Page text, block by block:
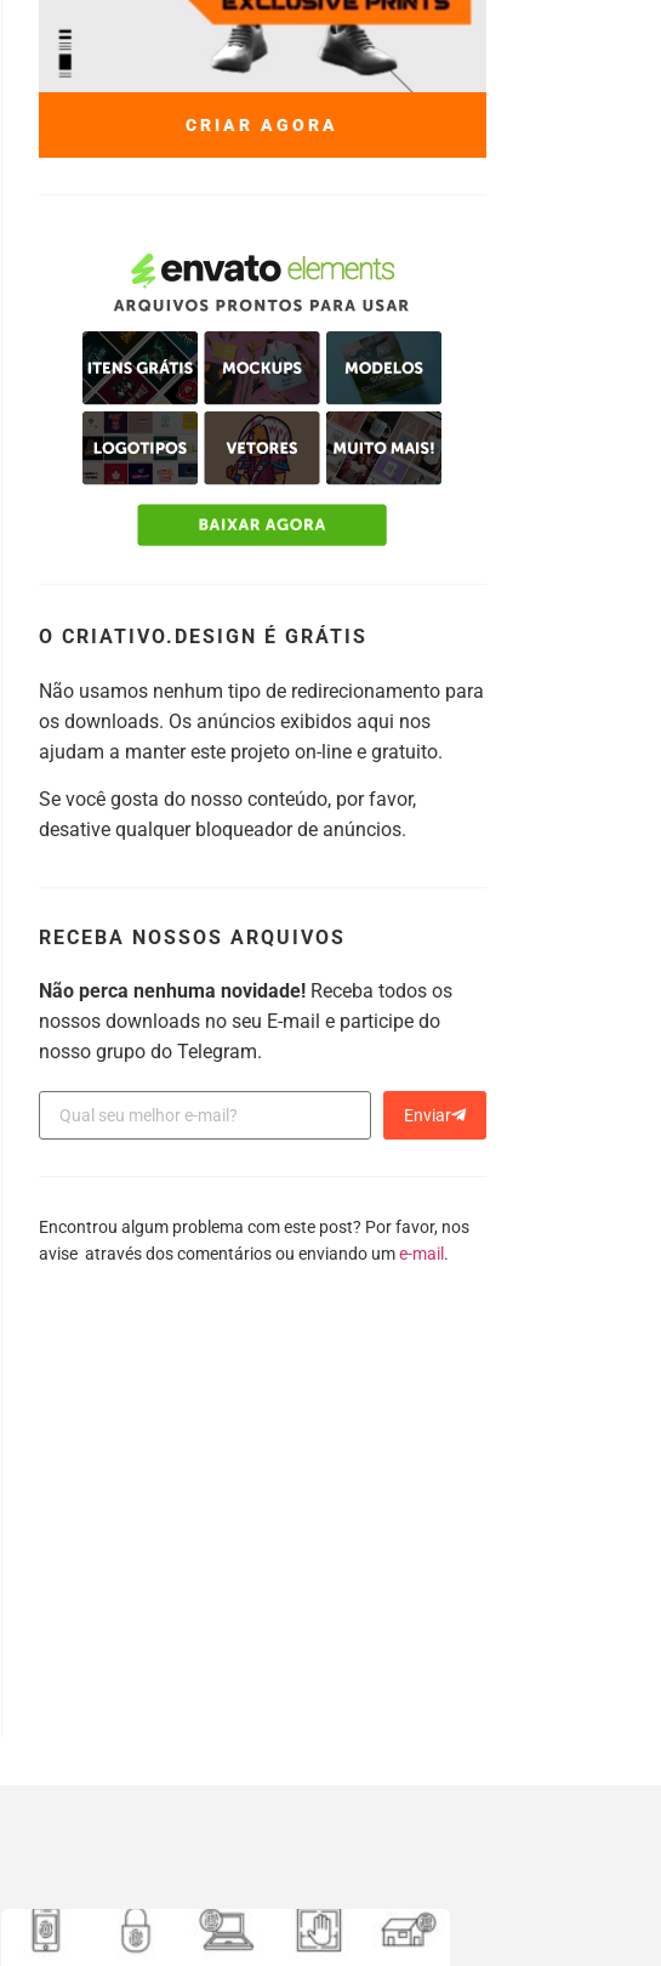
CRIAR AGORA
O CRIATIVO.DESIGN É GRÁTIS
Não usamos nenhum tipo de redirecionamento para
os downloads. Os anúncios exibidos aqui nos
ajudam a manter este projeto on-line e gratuito.
Se você gosta do nosso conteúdo, por favor,
desative qualquer bloqueador de anúncios.
RECEBA NOSSOS ARQUIVOS
Não perca nenhuma novidade!Receba todos os
nossos downloads no seu E-mail e participe do
nosso grupo do Telegram.
Enviar
Encontrou algum problema com este post? Por favor, nos
avise através dos comentários ou enviando ume-mail .